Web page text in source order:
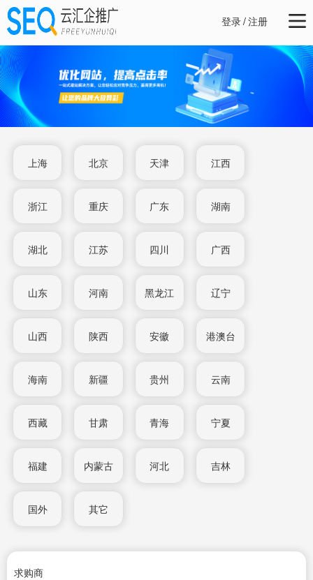
登录/注册
上海 北京 天津 江西
浙江 重庆 广东 湖南
湖北 江苏 四川 广西
山东 河南 黑龙江 辽宁
山西 陕西 安徽 港澳台
海南 新疆 贵州 云南
西藏 甘肃 青海 宁夏
福建 内蒙古 河北 吉林
国外 其它
求购商